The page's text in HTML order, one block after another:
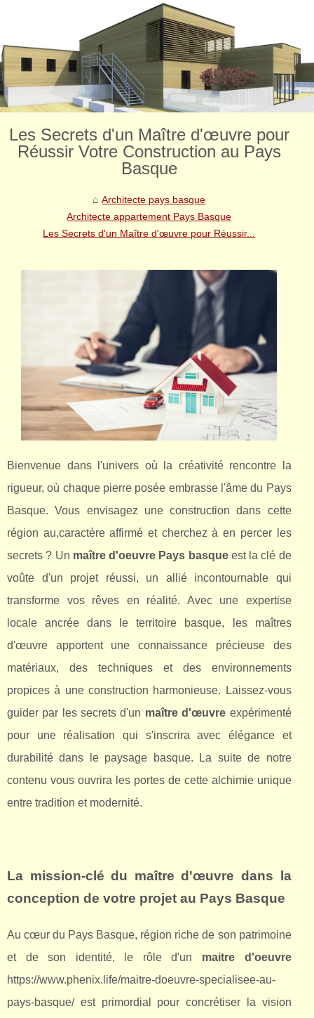
Les Secrets d'un Maître d'œuvre pour
Réussir Votre Construction au Pays
Basque
Architecte pays basque
Architecte appartement Pays Basque
Les Secrets d'un Maître d'œuvre pour Réussir...
Bienvenue dans l'univers où la créativité rencontre la
rigueur, où chaque pierre posée embrasse l'âme du Pays
Basque. Vous envisagez une construction dans cette
région au,caractère affirmé et cherchez à en percer les
secrets ? Un maître d'oeuvre Pays basqueest la clé de
voûte d'un projet réussi, un allié incontournable qui
transforme vos rêves en réalité. Avec une expertise
locale ancrée dans le territoire basque, les maîtres
d'œuvre apportent une connaissance précieuse des
matériaux, des techniques et des environnements
propices à une construction harmonieuse. Laissez-vous
guider par les secrets d'un maître d'œuvre expérimenté
pour une réalisation qui s'inscrira avec élégance et
durabilité dans le paysage basque. La suite de notre
contenu vous ouvrira les portes de cette alchimie unique
entre tradition et modernité.
La mission-clé du maître d'œuvre dans la
conception de votre projet au Pays Basque
Au cœur du Pays Basque, région riche de son patrimoine
et de son identité, le rôle d'un maitre d'oeuvre
https://www.phenix.life/maitre-doeuvre-specialisee-au-
pays-basque/ est primordial pour concrétiser la vision